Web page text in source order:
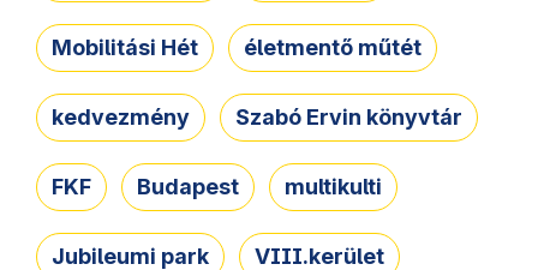
Mobilitási Hét életmentő műtét
kedvezmény Szabó Ervin könyvtár
FKF Budapest multikulti
Jubileumi park VIII.kerület